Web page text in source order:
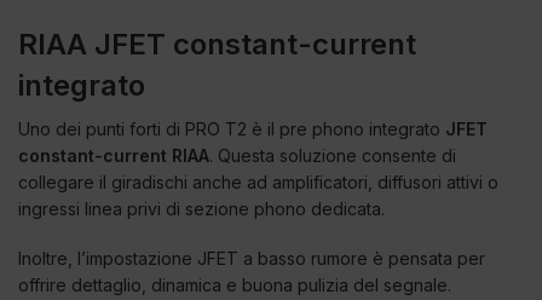
RIAA JFET constant-current
integrato
Uno dei punti forti di PRO T2 è il pre phono integrato JFET
constant-current RIAA. Questa soluzione consente di
collegare il giradischi anche ad amplificatori, diffusori attivi o
ingressi linea privi di sezione phono dedicata.
Inoltre, l’impostazione JFET a basso rumore è pensata per
offrire dettaglio, dinamica e buona pulizia del segnale.